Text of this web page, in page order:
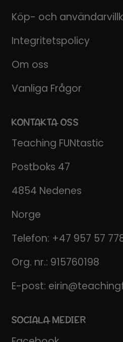
Köp- och
Integritetspolicy
Om oss
Vanliga Frågor
KONTAKTA OSS
Teaching FUNtastic
Postboks 47
4854 Nedenes
Norge
Telefon: +47 957 57
Org. nr.: 915760198
E-post:
SOCIALA MEDIER